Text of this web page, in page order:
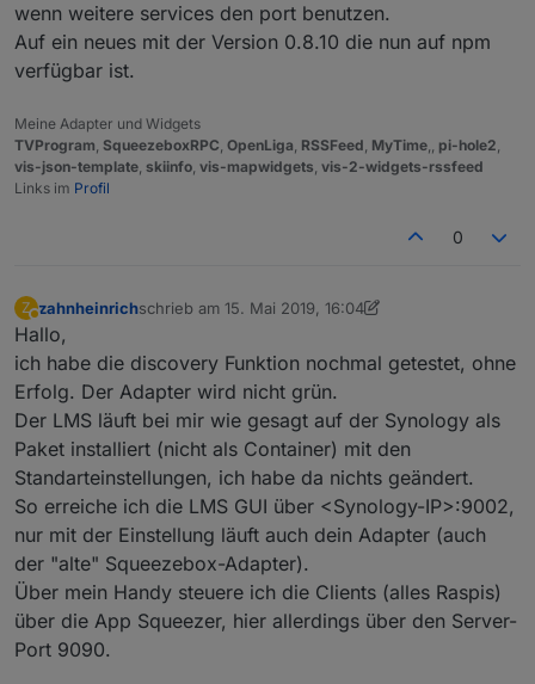
wenn weitere services den port benutzen.
Auf ein neues mit der Version 0.8.10 die nun auf npm
verfügbar ist.
Meine Adapter und Widgets
TVProgram, SqueezeboxRPC, OpenLiga, RSSFeed, MyTime,, pi-hole2,
vis-json-template, skiinfo, vis-mapwidgets, vis-2-widgets-rssfeed
Links im Profil
0
Z
Abwesend
zahnheinrichschrieb am 15. Mai 2019, 16:04
zuletzt editiert von zahnheinrich
Hallo,
ich habe die discovery Funktion nochmal getestet, ohne
Erfolg. Der Adapter wird nicht grün.
Der LMS läuft bei mir wie gesagt auf der Synology als
Paket installiert (nicht als Container) mit den
Standarteinstellungen, ich habe da nichts geändert.
So erreiche ich die LMS GUI über <Synology-IP>:9002,
nur mit der Einstellung läuft auch dein Adapter (auch
der "alte" Squeezebox-Adapter).
Über mein Handy steuere ich die Clients (alles Raspis)
über die App Squeezer, hier allerdings über den Server-
Port 9090.